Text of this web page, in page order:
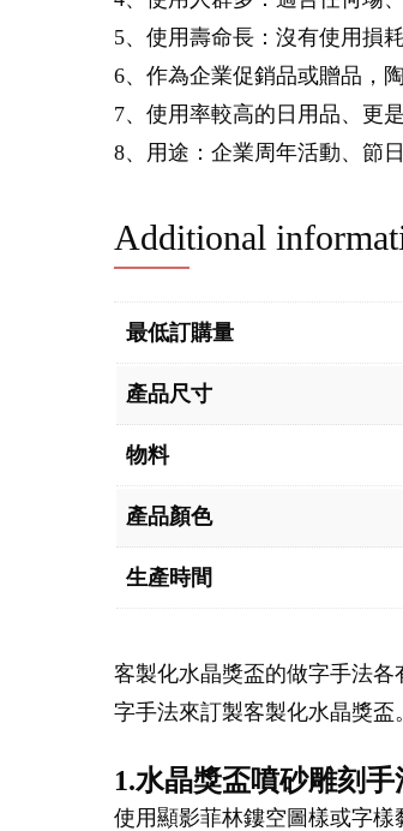
5、使用壽命長：沒有使用損
6、作為企業促銷品或贈品，
7、使用率較高的日用品、更
8、用途：企業周年活動、節
Additional
最低訂購量
產品尺寸
物料
產品顏色
生產時間
客製化水晶獎盃的做字手法
字手法來訂製客製化水晶獎盃。
1.水晶獎盃噴砂雕刻手
使用顯影菲林鏤空圖樣或字